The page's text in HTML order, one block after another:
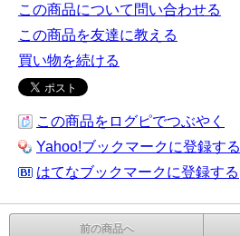
この商品について問い合わせる
この商品を友達に教える
買い物を続ける
この商品をログピでつぶやく
Yahoo!ブックマークに登録する
はてなブックマークに登録する
前の商品へ